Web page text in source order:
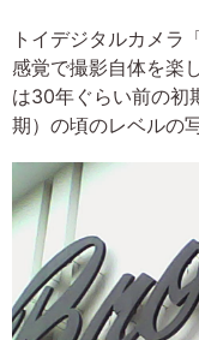
トイデジタルカメラ
感覚で撮影自体を楽
は30年ぐらい前の初
期）の頃のレベルの